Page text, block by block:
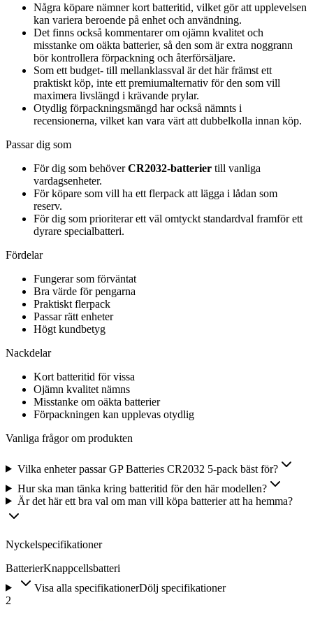
Några köpare nämner kort batteritid, vilket gör att upplevelsen
kan variera beroende på enhet och användning.
Det finns också kommentarer om ojämn kvalitet och
misstanke om oäkta batterier, så den som är extra noggrann
bör kontrollera förpackning och återförsäljare.
Som ett budget- till mellanklassval är det här främst ett
praktiskt köp, inte ett premiumalternativ för den som vill
maximera livslängd i krävande prylar.
Otydlig förpackningsmängd har också nämnts i
recensionerna, vilket kan vara värt att dubbelkolla innan köp.
Passar dig som
För dig som behöverCR2032-batterier till vanliga
vardagsenheter.
För köpare som vill ha ett flerpack att lägga i lådan som
reserv.
För dig som prioriterar ett väl omtyckt standardval framför ett
dyrare specialbatteri.
Fördelar
Fungerar som förväntat
Bra värde för pengarna
Praktiskt flerpack
Passar rätt enheter
Högt kundbetyg
Nackdelar
Kort batteritid för vissa
Ojämn kvalitet nämns
Misstanke om oäkta batterier
Förpackningen kan upplevas otydlig
Vanliga frågor om produkten
Vilka enheter passar GP Batteries CR2032 5-pack bäst för?
Hur ska man tänka kring batteritid för den här modellen?
Är det här ett bra val om man vill köpa batterier att ha hemma?
Nyckelspecifikationer
BatterierKnappcellsbatteri
Visa alla specifikationerDölj specifikationer
2